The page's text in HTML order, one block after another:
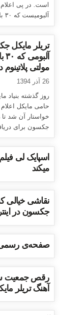
است. در پی
آلبومیست که ۳۰ بار گواهینامه‌ی مولتی پلاتینوم...
تریلر مایکل
مولتی
26 آذر 1394
روز گذشته بنیاد
حامی مایکل
خواستار آن شد
جکسون برای
اسپایک لی
میکند
نقاشی خیالی
جکسون در
صفحه‌ی رسمی
رقص جمعیت
آهنگ تریلر